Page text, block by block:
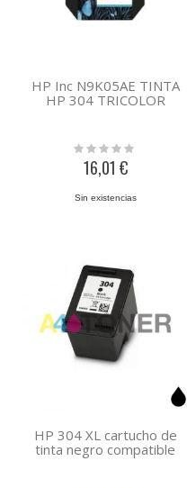
HP Inc N9K05AE TINTA
HP 304 TRICOLOR
Rating:
16,01 €
Sin existencias
HP 304 XL cartucho de
tinta negro compatible